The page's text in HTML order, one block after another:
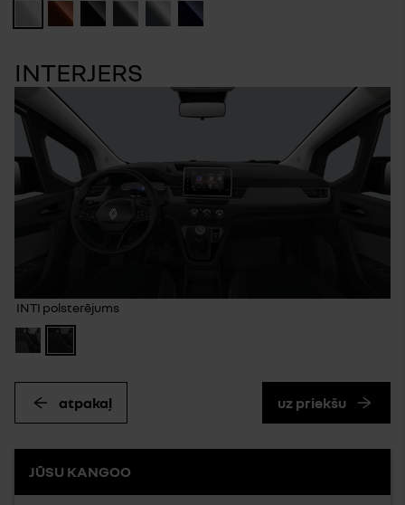
INTERJERS
INTI polsterējums
atpakaļ uz priekšu
JŪSU KANGOO